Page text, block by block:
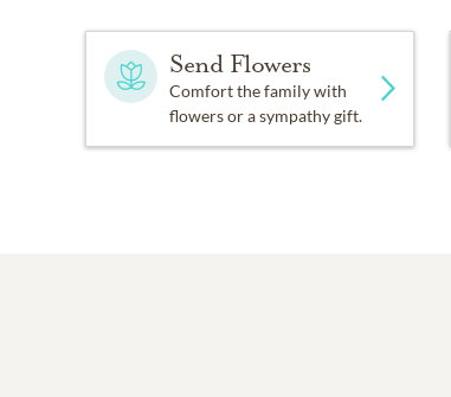
Send Flowers
Comfort the family with
flowers or a sympathy gift.